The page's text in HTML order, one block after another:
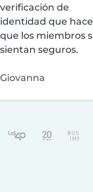
verificación de
identidad que
que los miembros
sientan seguros.
Giovanna